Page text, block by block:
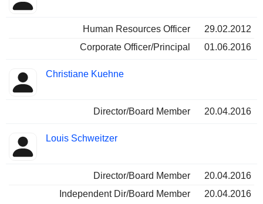
Human Resources Officer
29.02.2012
Corporate Officer/Principal
01.06.2016
Christiane Kuehne
Director/Board Member 20.04.2016
Louis Schweitzer
Director/Board Member
20.04.2016
Independent Dir/Board Member
20.04.2016